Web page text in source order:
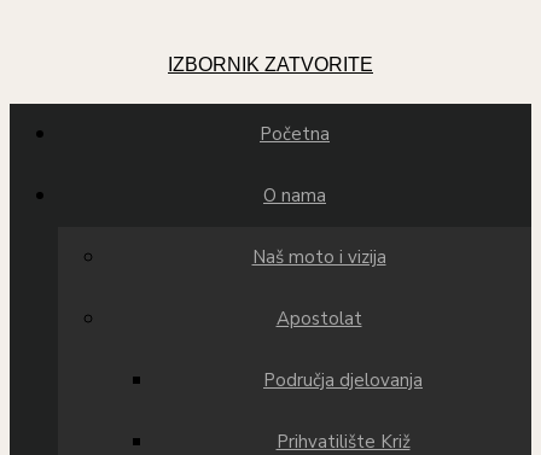
IZBORNIK ZATVORITE
Početna
O nama
Naš moto i vizija
Apostolat
Područja djelovanja
Prihvatilište Križ